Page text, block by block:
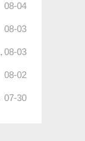
08-04
08-03
08-03
08-02
07-30